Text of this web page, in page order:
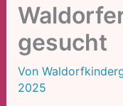
gesucht
Von
2025